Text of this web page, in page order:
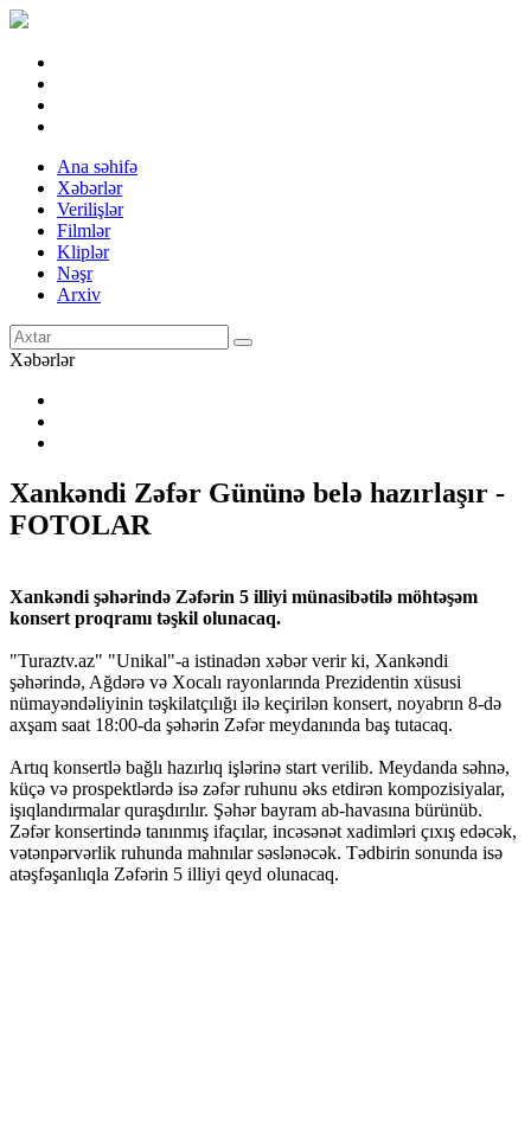
Ana səhifə
Xəbərlər
Verilişlər
Filmlər
Kliplər
Nəşr
Arxiv
Xəbərlər
Xankəndi Zəfər Gününə belə hazırlaşır -
FOTOLAR
Xankəndi şəhərində Zəfərin 5 illiyi münasibətilə möhtəşəm
konsert proqramı təşkil olunacaq.
"Turaztv.az" "Unikal"-a istinadən xəbər verir ki, Xankəndi
şəhərində, Ağdərə və Xocalı rayonlarında Prezidentin xüsusi
nümayəndəliyinin təşkilatçılığı ilə keçirilən konsert, noyabrın 8-də
axşam saat 18:00-da şəhərin Zəfər meydanında baş tutacaq.
Artıq konsertlə bağlı hazırlıq işlərinə start verilib. Meydanda səhnə,
küçə və prospektlərdə isə zəfər ruhunu əks etdirən kompozisiyalar,
işıqlandırmalar quraşdırılır. Şəhər bayram ab-havasına bürünüb.
Zəfər konsertində tanınmış ifaçılar, incəsənət xadimləri çıxış edəcək,
vətənpərvərlik ruhunda mahnılar səslənəcək. Tədbirin sonunda isə
atəşfəşanlıqla Zəfərin 5 illiyi qeyd olunacaq.